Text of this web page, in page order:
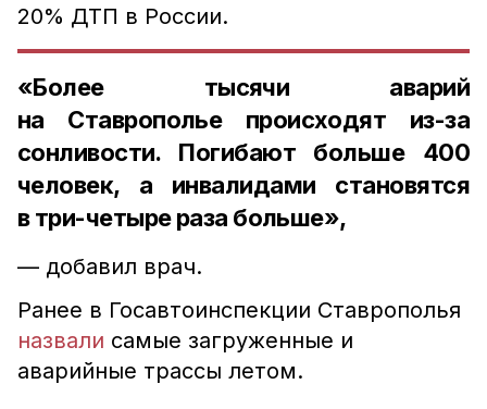
20% ДТП в России.
«Более тысячи аварий
на Ставрополье происходят из-за
сонливости. Погибают больше 400
человек, а инвалидами становятся
в три-четыре раза больше»,
— добавил врач.
Ранее в Госавтоинспекции Ставрополья
назвали самые загруженные и
аварийные трассы летом.